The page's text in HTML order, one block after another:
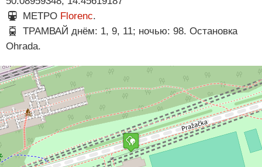
МЕТРО Florenc.
ТРАМВАЙ днём: 1, 9, 11; ночью: 98. Остановка
Ohrada.